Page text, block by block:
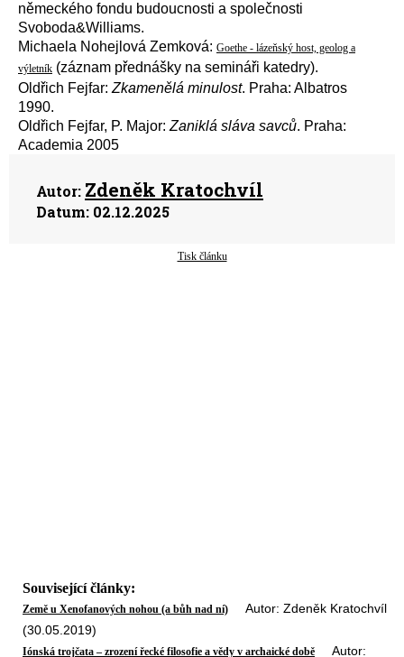
německého fondu budoucnosti a společnosti
Svoboda&Williams.
Michaela Nohejlová Zemková: Goethe - lázeňský host, geolog a
výletník (záznam přednášky na semináři katedry).
Oldřich Fejfar: Zkamenělá minulost. Praha: Albatros
1990.
Oldřich Fejfar, P. Major: Zaniklá sláva savců. Praha:
Academia 2005
Autor: Zdeněk Kratochvíl
Datum: 02.12.2025
Tisk článku
Související články:
Země u Xenofanových nohou (a bůh nad ní) Autor: Zdeněk Kratochvíl
(30.05.2019)
Iónská trojčata – zrození řecké filosofie a vědy v archaické době Autor: